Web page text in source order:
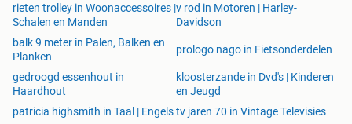
rieten trolley in Woonaccessoires |
Schalen en Manden
v rod in Motoren | Harley-
Davidson
balk 9 meter in Palen, Balken en
Planken
prologo nago in Fietsonderdelen
gedroogd essenhout in
Haardhout
kloosterzande in Dvd's | Kinderen
en Jeugd
patricia highsmith in Taal | Engelstv jaren 70 in Vintage Televisies